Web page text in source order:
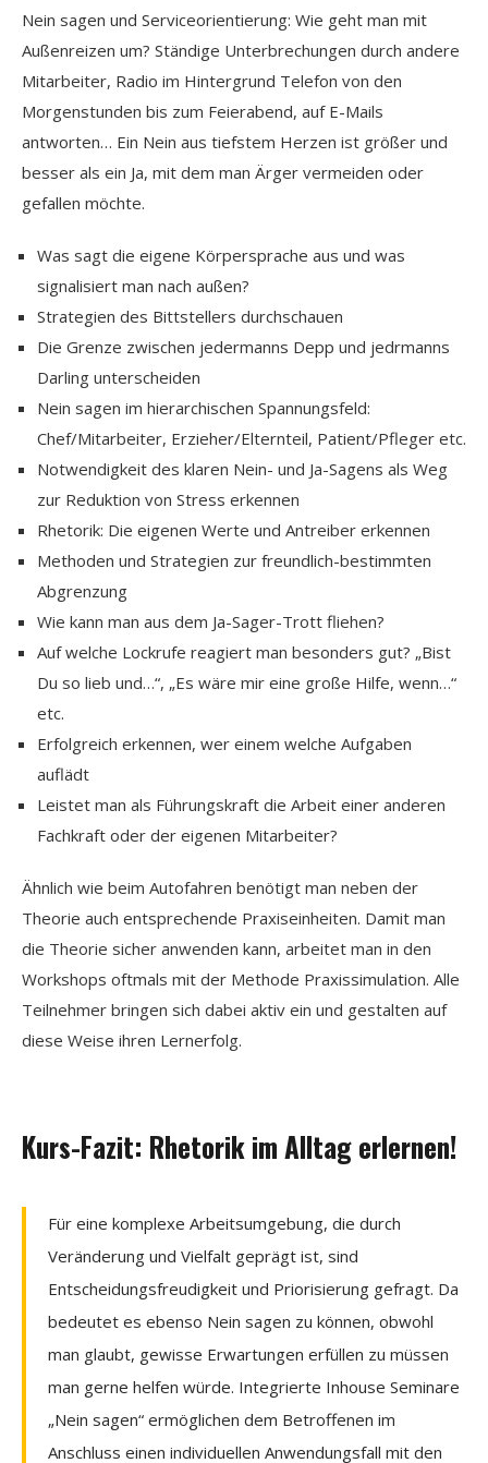
Nein sagen und Serviceorientierung: Wie geht man mit
Außenreizen um? Ständige Unterbrechungen durch andere
Mitarbeiter, Radio im Hintergrund Telefon von den
Morgenstunden bis zum Feierabend, auf E-Mails
antworten… Ein Nein aus tiefstem Herzen ist größer und
besser als ein Ja, mit dem man Ärger vermeiden oder
gefallen möchte.
Was sagt die eigene Körpersprache aus und was
signalisiert man nach außen?
Strategien des Bittstellers durchschauen
Die Grenze zwischen jedermanns Depp und jedrmanns
Darling unterscheiden
Nein sagen im hierarchischen Spannungsfeld:
Chef/Mitarbeiter, Erzieher/Elternteil, Patient/Pfleger etc.
Notwendigkeit des klaren Nein- und Ja-Sagens als Weg
zur Reduktion von Stress erkennen
Rhetorik: Die eigenen Werte und Antreiber erkennen
Methoden und Strategien zur freundlich-bestimmten
Abgrenzung
Wie kann man aus dem Ja-Sager-Trott fliehen?
Auf welche Lockrufe reagiert man besonders gut? „Bist
Du so lieb und…“, „Es wäre mir eine große Hilfe, wenn…“
etc.
Erfolgreich erkennen, wer einem welche Aufgaben
auflädt
Leistet man als Führungskraft die Arbeit einer anderen
Fachkraft oder der eigenen Mitarbeiter?
Ähnlich wie beim Autofahren benötigt man neben der
Theorie auch entsprechende Praxiseinheiten. Damit man
die Theorie sicher anwenden kann, arbeitet man in den
Workshops oftmals mit der Methode Praxissimulation. Alle
Teilnehmer bringen sich dabei aktiv ein und gestalten auf
diese Weise ihren Lernerfolg.
Kurs-Fazit: Rhetorik im Alltag erlernen!
Für eine komplexe Arbeitsumgebung, die durch
Veränderung und Vielfalt geprägt ist, sind
Entscheidungsfreudigkeit und Priorisierung gefragt. Da
bedeutet es ebenso Nein sagen zu können, obwohl
man glaubt, gewisse Erwartungen erfüllen zu müssen
man gerne helfen würde. Integrierte Inhouse Seminare
„Nein sagen“ ermöglichen dem Betroffenen im
Anschluss einen individuellen Anwendungsfall mit den